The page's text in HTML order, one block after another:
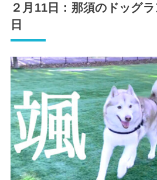
２月11日：那須のドッグ
日